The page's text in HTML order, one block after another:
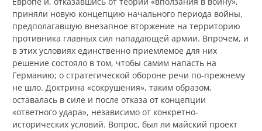
приняли новую концепцию начального периода войны,
предполагавшую внезапное вторжение на территорию
противника главных сил нападающей армии. Впрочем, и
в этих условиях единственно приемлемое для них
решение состояло в том, чтобы самим напасть на
Германию; о стратегической обороне речи по-прежнему
не шло. Доктрина «сокрушения», таким образом,
оставалась в силе и после отказа от концепции
«ответного удара», независимо от конкретно-
исторических условий. Вопрос, был ли майский проект